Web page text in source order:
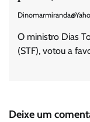
O ministro Dias
(STF), votou a
Deixe um